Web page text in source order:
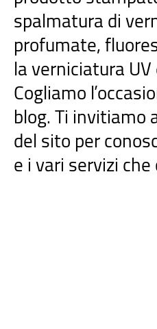
spalmatura di
profumate,
la verniciatura
Cogliamo
blog. Ti invitiamo
del sito per
e i vari servizi